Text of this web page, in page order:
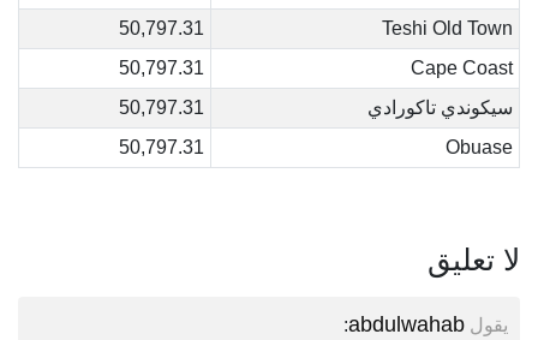
Teshi Old Town
50,797.31
Cape Coast
50,797.31
سيكوندي تاكورادي
50,797.31
Obuase
50,797.31
لا تعليق
يقول abdulwahab
: